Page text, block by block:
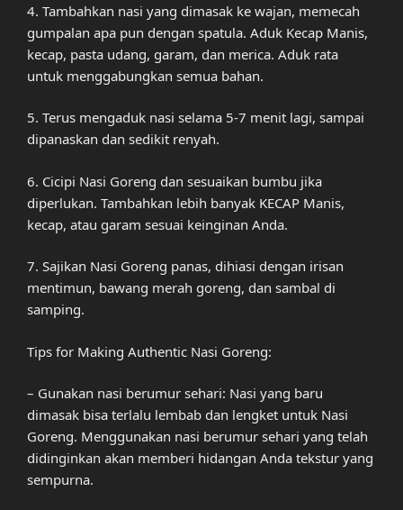
4. Tambahkan nasi yang dimasak ke wajan, memecah
gumpalan apa pun dengan spatula. Aduk Kecap Manis,
kecap, pasta udang, garam, dan merica. Aduk rata
untuk menggabungkan semua bahan.
5. Terus mengaduk nasi selama 5-7 menit lagi, sampai
dipanaskan dan sedikit renyah.
6. Cicipi Nasi Goreng dan sesuaikan bumbu jika
diperlukan. Tambahkan lebih banyak KECAP Manis,
kecap, atau garam sesuai keinginan Anda.
7. Sajikan Nasi Goreng panas, dihiasi dengan irisan
mentimun, bawang merah goreng, dan sambal di
samping.
Tips for Making Authentic Nasi Goreng:
– Gunakan nasi berumur sehari: Nasi yang baru
dimasak bisa terlalu lembab dan lengket untuk Nasi
Goreng. Menggunakan nasi berumur sehari yang telah
didinginkan akan memberi hidangan Anda tekstur yang
sempurna.